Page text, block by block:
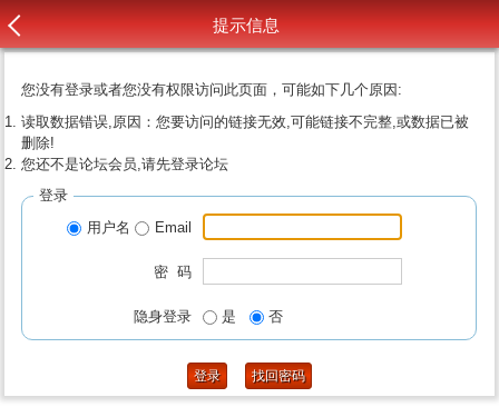
提示信息
您没有登录或者您没有权限访问此页面，可能如下几个原因:
读取数据错误,原因：您要访问的链接无效,可能链接不完整,或数据已被
删除!
您还不是论坛会员,请先登录论坛
登录
用户名
Email
密 码
隐身登录 是 否